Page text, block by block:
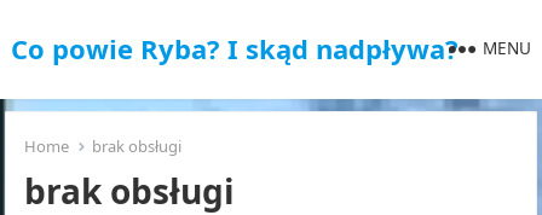
Co powie Ryba? I skąd nadpływa? MENU
Home brak obsługi
brak obsługi